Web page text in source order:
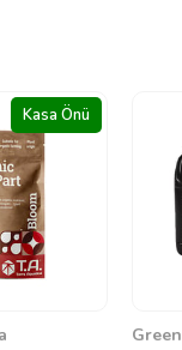
Kasa Önü